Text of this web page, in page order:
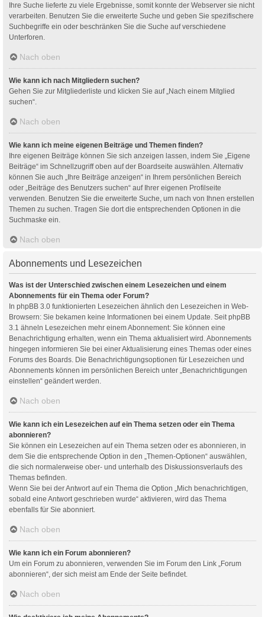
Ihre Suche lieferte zu viele Ergebnisse, somit konnte der Webserver sie nicht
verarbeiten. Benutzen Sie die erweiterte Suche und geben Sie spezifischere
Suchbegriffe ein oder beschränken Sie die Suche auf verschiedene
Unterforen.
Nach oben
Wie kann ich nach Mitgliedern suchen?
Gehen Sie zur Mitgliederliste und klicken Sie auf „Nach einem Mitglied
suchen“.
Nach oben
Wie kann ich meine eigenen Beiträge und Themen finden?
Ihre eigenen Beiträge können Sie sich anzeigen lassen, indem Sie „Eigene
Beiträge“ im Schnellzugriff oben auf der Boardseite auswählen. Alternativ
können Sie auch „Ihre Beiträge anzeigen“ in Ihrem persönlichen Bereich
oder „Beiträge des Benutzers suchen“ auf Ihrer eigenen Profilseite
verwenden. Benutzen Sie die erweiterte Suche, um nach von Ihnen erstellen
Themen zu suchen. Tragen Sie dort die entsprechenden Optionen in die
Suchmaske ein.
Nach oben
Abonnements und Lesezeichen
Was ist der Unterschied zwischen einem Lesezeichen und einem
Abonnements für ein Thema oder Forum?
In phpBB 3.0 funktionierten Lesezeichen ähnlich den Lesezeichen in Web-
Browsern: Sie bekamen keine Informationen bei einem Update. Seit phpBB
3.1 ähneln Lesezeichen mehr einem Abonnement: Sie können eine
Benachrichtigung erhalten, wenn ein Thema aktualisiert wird. Abonnements
hingegen informieren Sie bei einer Aktualisierung eines Themas oder eines
Forums des Boards. Die Benachrichtigungsoptionen für Lesezeichen und
Abonnements können im persönlichen Bereich unter „Benachrichtigungen
einstellen“ geändert werden.
Nach oben
Wie kann ich ein Lesezeichen auf ein Thema setzen oder ein Thema
abonnieren?
Sie können ein Lesezeichen auf ein Thema setzen oder es abonnieren, in
dem Sie die entsprechende Option in den „Themen-Optionen“ auswählen,
die sich normalerweise ober- und unterhalb des Diskussionsverlaufs des
Themas befinden.
Wenn Sie bei der Antwort auf ein Thema die Option „Mich benachrichtigen,
sobald eine Antwort geschrieben wurde“ aktivieren, wird das Thema
ebenfalls für Sie abonniert.
Nach oben
Wie kann ich ein Forum abonnieren?
Um ein Forum zu abonnieren, verwenden Sie im Forum den Link „Forum
abonnieren“, der sich meist am Ende der Seite befindet.
Nach oben